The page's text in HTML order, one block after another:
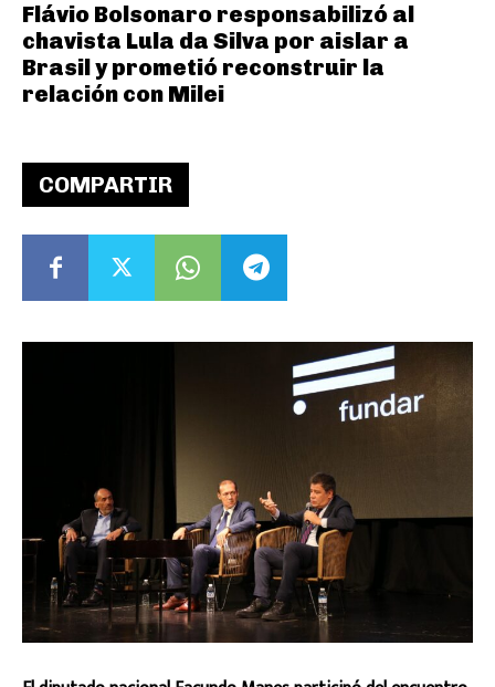
COMPARTIR
Flávio Bolsonaro responsabilizó al
chavista Lula da Silva por aislar a
Brasil y prometió reconstruir la
relación con Milei